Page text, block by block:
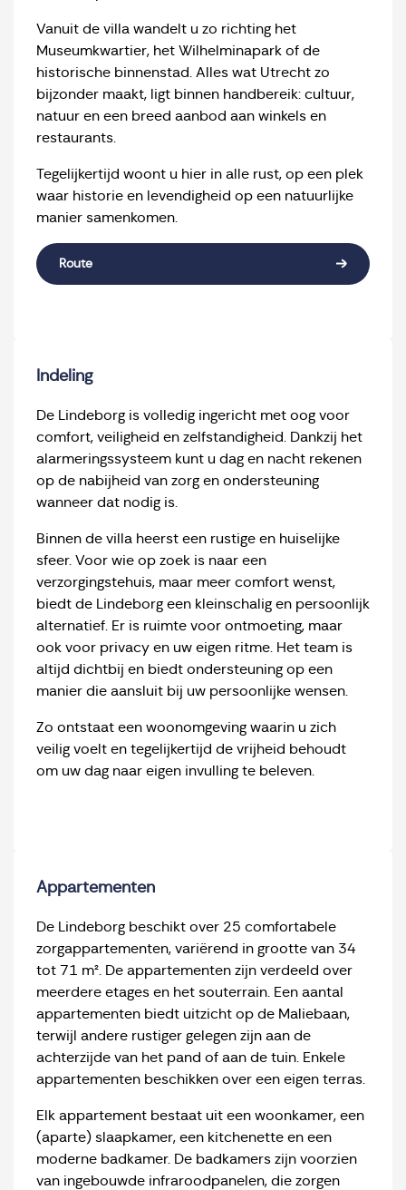
Vanuit de villa wandelt u zo richting het
Museumkwartier, het Wilhelminapark of de
historische binnenstad. Alles wat Utrecht zo
bijzonder maakt, ligt binnen handbereik: cultuur,
natuur en een breed aanbod aan winkels en
restaurants.
Tegelijkertijd woont u hier in alle rust, op een plek
waar historie en levendigheid op een natuurlijke
manier samenkomen.
Route
Indeling
De Lindeborg is volledig ingericht met oog voor
comfort, veiligheid en zelfstandigheid. Dankzij het
alarmeringssysteem kunt u dag en nacht rekenen
op de nabijheid van zorg en ondersteuning
wanneer dat nodig is.
Binnen de villa heerst een rustige en huiselijke
sfeer. Voor wie op zoek is naar een
verzorgingstehuis, maar meer comfort wenst,
biedt de Lindeborg een kleinschalig en persoonlijk
alternatief. Er is ruimte voor ontmoeting, maar
ook voor privacy en uw eigen ritme. Het team is
altijd dichtbij en biedt ondersteuning op een
manier die aansluit bij uw persoonlijke wensen.
Zo ontstaat een woonomgeving waarin u zich
veilig voelt en tegelijkertijd de vrijheid behoudt
om uw dag naar eigen invulling te beleven.
Appartementen
De Lindeborg beschikt over 25 comfortabele
zorgappartementen, variërend in grootte van 34
tot 71 m². De appartementen zijn verdeeld over
meerdere etages en het souterrain. Een aantal
appartementen biedt uitzicht op de Maliebaan,
terwijl andere rustiger gelegen zijn aan de
achterzijde van het pand of aan de tuin. Enkele
appartementen beschikken over een eigen terras.
Elk appartement bestaat uit een woonkamer, een
(aparte) slaapkamer, een kitchenette en een
moderne badkamer. De badkamers zijn voorzien
van ingebouwde infraroodpanelen, die zorgen